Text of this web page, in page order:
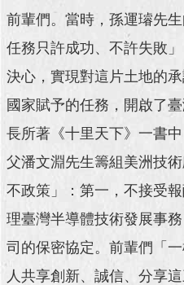
見
問
答
時
新
澄
雙
詞
彙
前輩們。當時，孫運璿先
任務只許成功、不許失敗
決心，實現對這片土地的
國家賦予的任務，開啟了
長所著《十里天下》一書
父潘文淵先生籌組美洲技
不政策」：第一，不接受
理臺灣半導體技術發展事
司的保密協定。前輩們「
人共享創新、誠信、分享